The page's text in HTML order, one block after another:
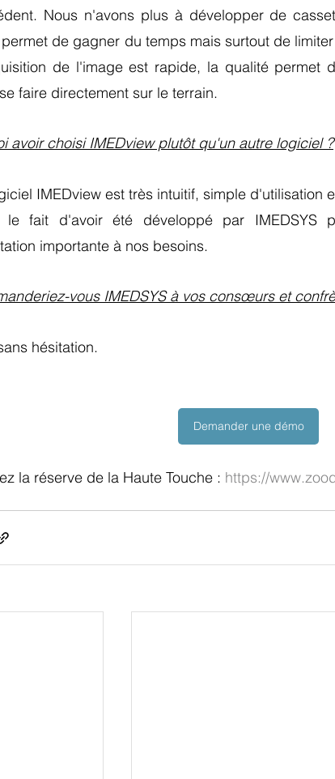
Nous n'avons plus à développer de
de gagner du temps mais surtout de
de l'image est rapide, la qualité permet
faire directement sur le terrain.
avoir choisi IMEDview plutôt qu'un autre logiciel ?
IMEDview est très intuitif, simple d'utilisation
le fait d'avoir été développé par IMEDSYS
importante à nos besoins.
vous IMEDSYS à vos consœurs et
hésitation.
Demander une démo
la réserve de la Haute Touche : https://